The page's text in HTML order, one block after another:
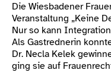
Die Wiesbadener
Veranstaltung „Keine
Nur so kann
Als Gastrednerin
Dr. Necla Kelek
ging sie auf